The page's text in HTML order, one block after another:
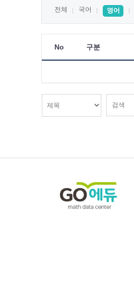
전체 국어 영어
No 구분